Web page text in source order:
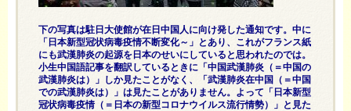
下の写真は駐日大使館が在日中国人に向け発した通知です。中に
「日本新型冠状病毒疫情不断変化～」とあり、これがフランス紙
にも武漢肺炎の起源を日本のせいにしていると思われたのでは。
小生中国語記事を翻訳しているときに「中国武漢肺炎（＝中国の
武漢肺炎は）」しか見たことがなく、「武漢肺炎在中国（＝中国
での武漢肺炎は）」は見たことがありません。よって「日本新型
冠状病毒疫情（＝日本の新型コロナウイルス流行情勢）」と見た